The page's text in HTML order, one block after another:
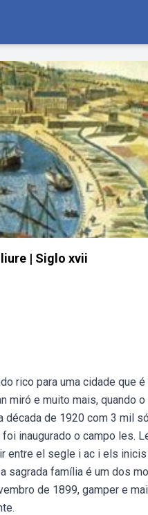
| Siglo xvii
rico para uma cidade que
miró e muito mais, quando
década de 1920 com 3 mil
inaugurado o campo les.
entre el segle i ac i els
sagrada família é um dos
de 1899, gamper e